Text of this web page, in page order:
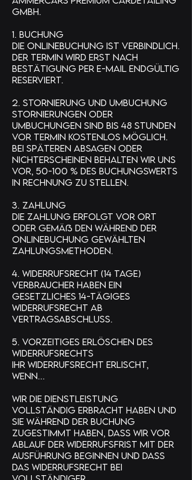
GmbH.
1. Buchung
Die Onlinebuchung ist verbindlich.
Der Termin wird erst nach
Bestätigung per E-Mail endgültig
reserviert.
2. Stornierung und Umbuchung
Stornierungen oder
Umbuchungen sind bis 48 Stunden
vor Termin kostenlos möglich.
Bei späteren Absagen oder
Nichterscheinen behalten wir uns
vor, 50-100 % des Buchungswerts
in Rechnung zu stellen.
3. Zahlung
Die Zahlung erfolgt vor Ort
oder gemäß den während der
Onlinebuchung gewählten
Zahlungsmethoden.
4. Widerrufsrecht (14 Tage)
Verbraucher haben ein
gesetzliches 14-tägiges
Widerrufsrecht ab
Vertragsabschluss.
5. Vorzeitiges Erlöschen des
Widerrufsrechts
Ihr Widerrufsrecht erlischt,
wenn...
wir die Dienstleistung
vollständig erbracht haben und
Sie während der Buchung
zugestimmt haben, dass wir vor
Ablauf der Widerrufsfrist mit der
Ausführung beginnen und dass
das Widerrufsrecht bei